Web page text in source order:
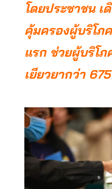
โดยประชาชน
คุ้มครองผู้บริโภ
แรก ช่วยผู้บริโ
เยียวยากว่า